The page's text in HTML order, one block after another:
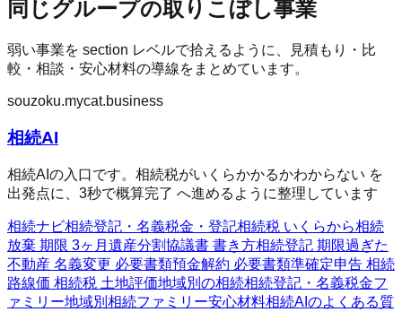
同じグループの取りこぼし事業
弱い事業を section レベルで拾えるように、見積もり・比
較・相談・安心材料の導線をまとめています。
souzoku.mycat.business
相続AI
相続AIの入口です。相続税がいくらかかるかわからない を
出発点に、3秒で概算完了 へ進めるように整理しています
相続ナビ相続登記・名義税金・登記相続税 いくらから相続
放棄 期限 3ヶ月 遺産分割協議書 書き方相続登記 期限過ぎた
不動産 名義変更 必要書類預金解約 必要書類準確定申告 相続
路線価 相続税 土地評価地域別の相続相続登記・名義税金フ
ァミリー地域別相続ファミリー安心材料相続AIのよくある質